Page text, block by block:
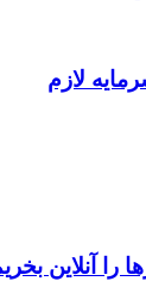
لازم
را آنلاین